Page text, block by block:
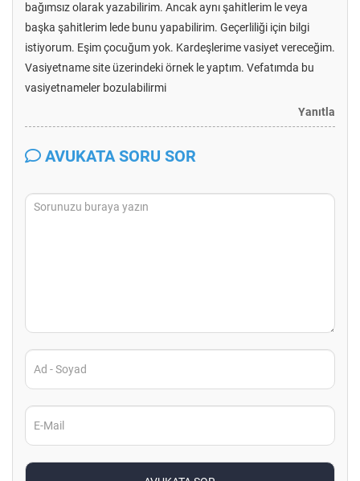
bağımsız olarak yazabilirim. Ancak aynı şahitlerim le veya
başka şahitlerim lede bunu yapabilirim. Geçerliliği için bilgi
istiyorum. Eşim çocuğum yok. Kardeşlerime vasiyet vereceğim.
Vasiyetname site üzerindeki örnek le yaptım. Vefatımda bu
vasiyetnameler bozulabilirmi
Yanıtla
AVUKATA SORU SOR